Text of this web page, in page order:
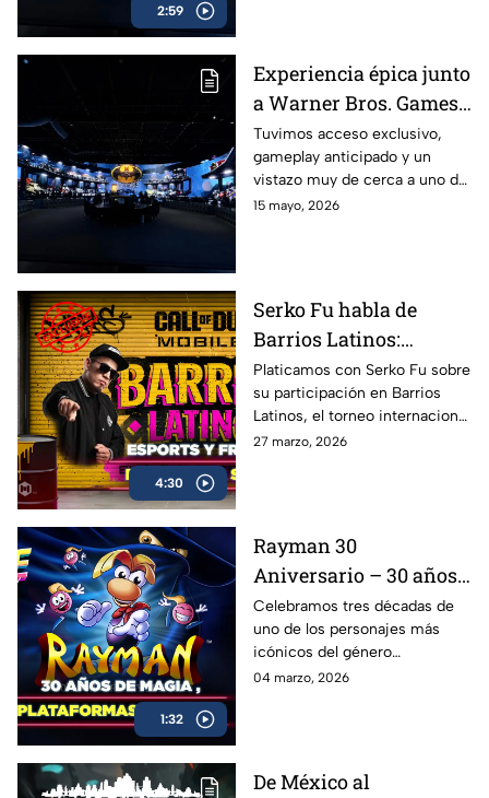
2:59
Experiencia épica junto
a Warner Bros. Games
antes del estreno de
LEGO Batman: El
Legado del Caballero de
la Noche
Tuvimos acceso exclusivo,
gameplay anticipado y un
vistazo muy de cerca a uno de
los lanzamientos más
15 mayo, 2026
4:30
Serko Fu habla de
Barrios Latinos:
esports, freestyle y Call
of Duty Mobile |
Entrevista AZE
Platicamos con Serko Fu sobre
su participación en Barrios
Latinos, el torneo internacional
de Call of Duty: Mobile que
27 marzo, 2026
1:32
Rayman 30
Aniversario – 30 años
de magia, plataformas
y legado
Celebramos tres décadas de
uno de los personajes más
icónicos del género
plataforma: Rayman cumple 30
04 marzo, 2026
De México al